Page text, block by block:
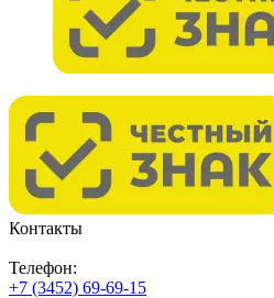
Контакты
Телефон:
+7 (3452) 69-69-15